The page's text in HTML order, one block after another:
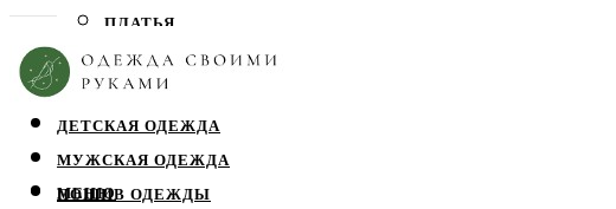
ПЛАТЬЯ
ЮБКИ
БЛУЗЫ
ДЕТСКАЯ ОДЕЖДА
МУЖСКАЯ ОДЕЖДА
ПОШИВ ОДЕЖДЫ
МЕНЮ